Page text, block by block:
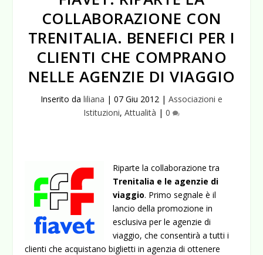
COLLABORAZIONE CON
TRENITALIA. BENEFICI PER I
CLIENTI CHE COMPRANO
NELLE AGENZIE DI VIAGGIO
Inserito da liliana | 07 Giu 2012 | Associazioni e
Istituzioni, Attualità | 0
Riparte la collaborazione tra
Trenitalia e le agenzie di
viaggio. Primo segnale è il
lancio della promozione in
esclusiva per le agenzie di
viaggio, che consentirà a tutti i
clienti che acquistano biglietti in agenzia di ottenere